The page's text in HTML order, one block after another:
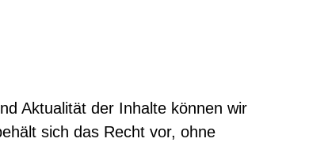
Aktualität der Inhalte können wir
sich das Recht vor, ohne